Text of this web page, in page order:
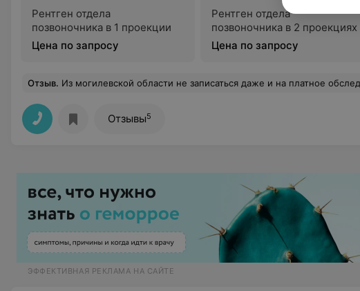
Рентген отдела
позвоночника в 1 проекции
Цена по запросу
Рентген отдела
позвоночника в 2 проекциях
Цена по запросу
Отзыв. Из могилевской области не записаться даже и на платное
Отзывы5
ЭФФЕКТИВНАЯ РЕКЛАМА НА САЙТЕ